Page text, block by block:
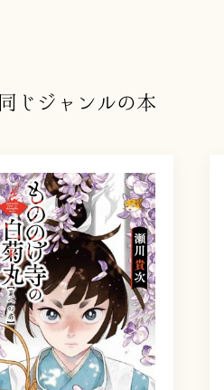
同じジャンルの本